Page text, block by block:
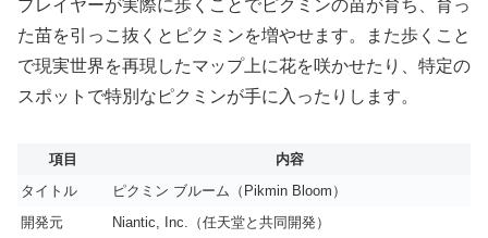
プレイヤーが実際に歩くことでピクミンの苗が育ち、育っ
た苗を引っこ抜くとピクミンを増やせます。また歩くこと
で現実世界を再現したマップ上に花を咲かせたり、特定の
スポットで特別なピクミンが手に入ったりします。
項目
内容
タイトル
ピクミン ブルーム（Pikmin Bloom）
開発元
Niantic, Inc.（任天堂と共同開発）